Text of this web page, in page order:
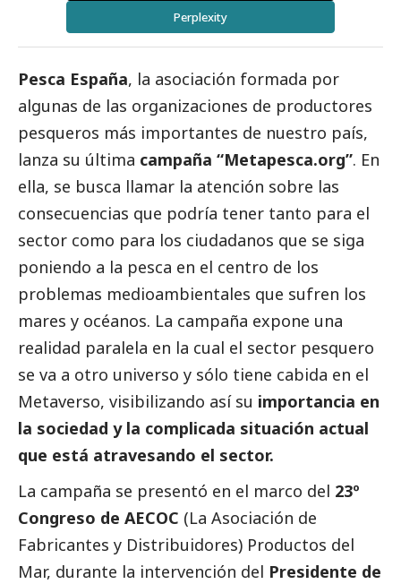
Perplexity
Pesca España, la asociación formada por
algunas de las organizaciones de productores
pesqueros más importantes de nuestro país,
lanza su última campaña “Metapesca.org”. En
ella, se busca llamar la atención sobre las
consecuencias que podría tener tanto para el
sector como para los ciudadanos que se siga
poniendo a la pesca en el centro de los
problemas medioambientales que sufren los
mares y océanos. La campaña expone una
realidad paralela en la cual el sector pesquero
se va a otro universo y sólo tiene cabida en el
Metaverso, visibilizando así su importancia en
la sociedad y la complicada situación actual
que está atravesando el sector.
La campaña se presentó en el marco del 23º
Congreso de AECOC (La Asociación de
Fabricantes y Distribuidores) Productos del
Mar, durante la intervención del Presidente de